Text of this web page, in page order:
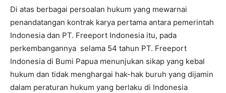
Di atas berbagai persoalan hukum yang mewarnai
penandatangan kontrak karya pertama antara pemerintah
Indonesia dan PT. Freeport Indonesia itu, pada
perkembangannya selama 54 tahun PT. Freeport
Indonesia di Bumi Papua menunjukan sikap yang kebal
hukum dan tidak menghargai hak-hak buruh yang dijamin
dalam peraturan hukum yang berlaku di Indonesia